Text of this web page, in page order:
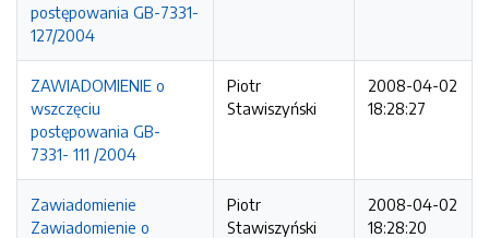
postępowania GB-7331-
127/2004
ZAWIADOMIENIE o
wszczęciu
postępowania GB-
7331- 111 /2004
Piotr
Stawiszyński
2008-04-02
18:28:27
Zawiadomienie
Zawiadomienie o
Piotr
Stawiszyński
2008-04-02
18:28:20